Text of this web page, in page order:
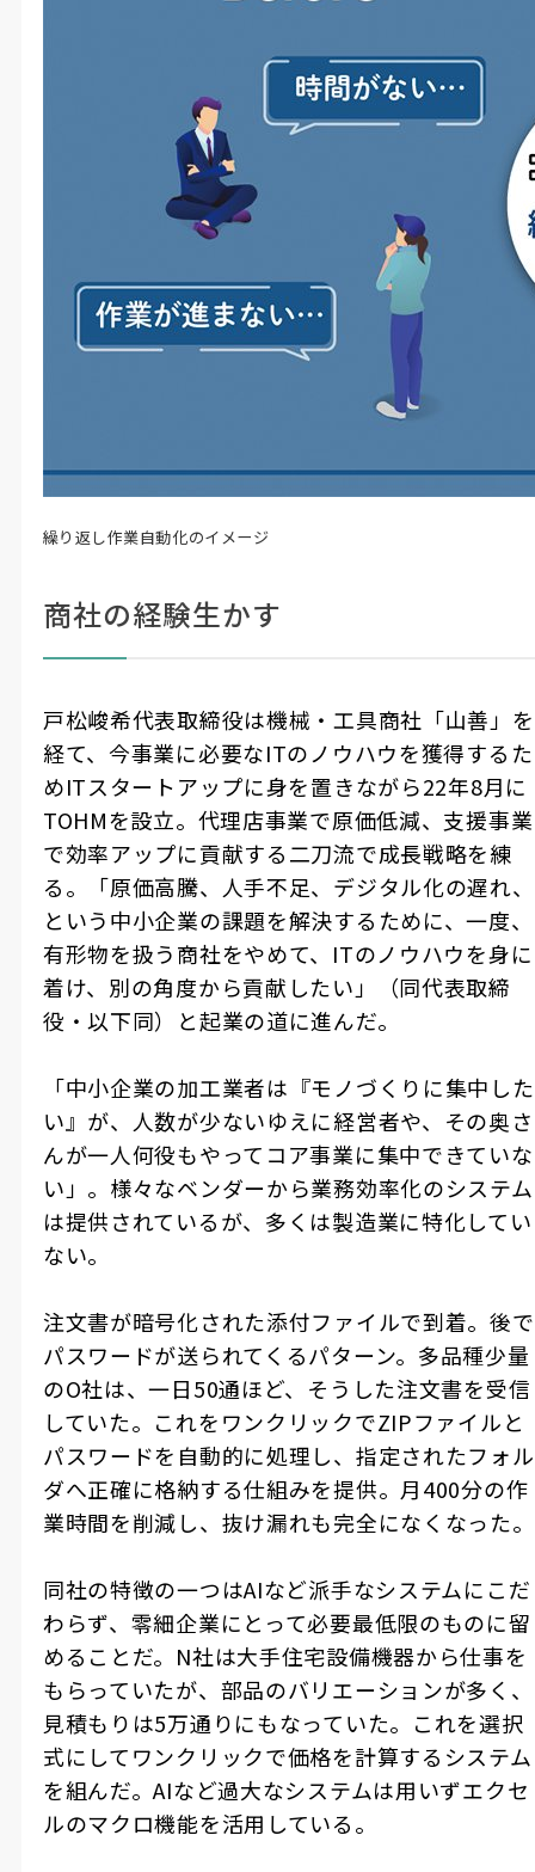
繰り返し作業自動化のイメージ
商社の経験生かす
戸松峻希代表取締役は機械・工具商社「山善」を
経て、今事業に必要なITのノウハウを獲得するた
めITスタートアップに身を置きながら22年8月に
TOHMを設立。代理店事業で原価低減、支援事業
で効率アップに貢献する二刀流で成長戦略を練
る。「原価高騰、人手不足、デジタル化の遅れ、
という中小企業の課題を解決するために、一度、
有形物を扱う商社をやめて、 ITのノウハウを身に
着け、別の角度から貢献したい」（同代表取締
役・以下同）と起業の道に進んだ。
「中小企業の加工業者は『モノづくりに集中した
い』が、人数が少ないゆえに経営者や、その奥さ
んが一人何役もやってコア事業に集中できていな
い」。様々なベンダーから業務効率化のシステム
は提供されているが、多くは製造業に特化してい
ない。
注文書が暗号化された添付ファイルで到着。後で
パスワードが送られてくるパターン。多品種少量
のO社は、一日50通ほど、そうした注文書を受信
していた。これをワンクリックでZIPファイルと
パスワードを自動的に処理し、指定されたフォル
ダへ正確に格納する仕組みを提供。月400分の作
業時間を削減し、抜け漏れも完全になくなった。
同社の特徴の一つはAIなど派手なシステムにこだ
わらず、零細企業にとって必要最低限のものに留
めることだ。 N社は大手住宅設備機器から仕事を
もらっていたが、部品のバリエーションが多く、
見積もりは5万通りにもなっていた。これを選択
式にしてワンクリックで価格を計算するシステム
を組んだ。AIなど過大なシステムは用いずエクセ
ルのマクロ機能を活用している。